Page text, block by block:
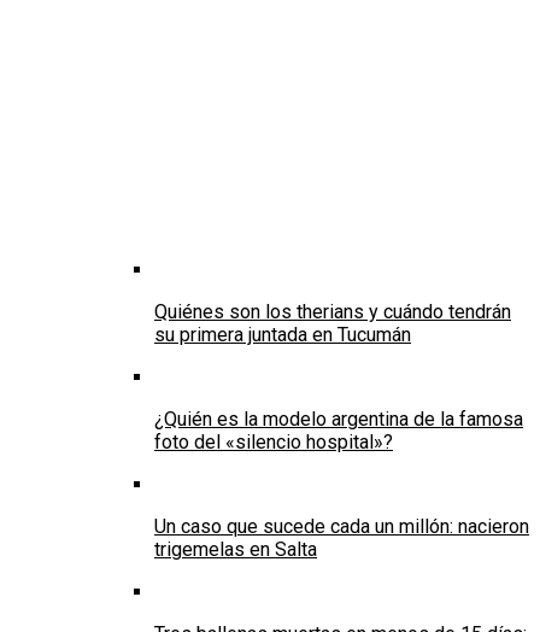
Quiénes son los therians y cuándo tendrán
su primera juntada en Tucumán
¿Quién es la modelo argentina de la famosa
foto del «silencio hospital»?
Un caso que sucede cada un millón: nacieron
trigemelas en Salta